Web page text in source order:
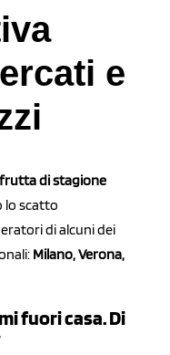
e
frutta di stagione
lo scatto
di alcuni dei
Milano, Verona,
fuori casa. Di